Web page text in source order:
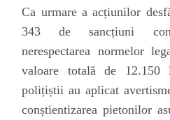
Ca urmare a acțiunilor
343 de sancțiuni
nerespectarea normelor
valoare totală de
polițiștii au aplicat
conștientizarea pietonilor